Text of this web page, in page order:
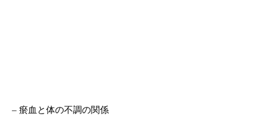
– 瘀血と体の不調の関係